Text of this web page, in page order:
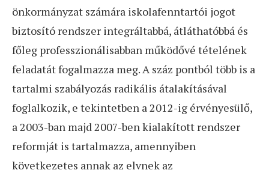
önkormányzat számára iskolafenntartói jogot
biztosító rendszer integráltabbá, átláthatóbbá és
főleg professzionálisabban működővé tételének
feladatát fogalmazza meg. A száz pontból több is a
tartalmi szabályozás radikális átalakításával
foglalkozik, e tekintetben a 2012-ig érvényesülő,
a 2003-ban majd 2007-ben kialakított rendszer
reformját is tartalmazza, amennyiben
következetes annak az elvnek az